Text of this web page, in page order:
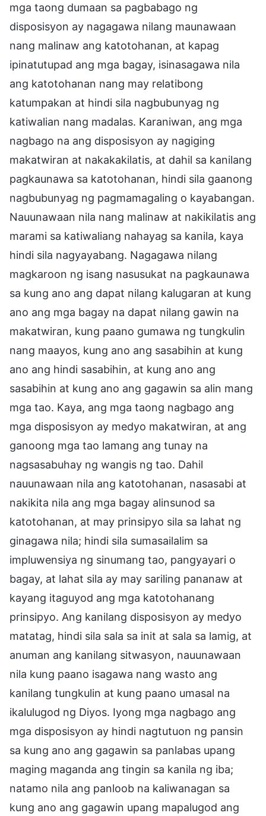
mga taong dumaan sa pagbabago ng
disposisyon ay nagagawa nilang maunawaan
nang malinaw ang katotohanan, at kapag
ipinatutupad ang mga bagay, isinasagawa nila
ang katotohanan nang may relatibong
katumpakan at hindi sila nagbubunyag ng
katiwalian nang madalas. Karaniwan, ang mga
nagbago na ang disposisyon ay nagiging
makatwiran at nakakakilatis, at dahil sa kanilang
pagkaunawa sa katotohanan, hindi sila gaanong
nagbubunyag ng pagmamagaling o kayabangan.
Nauunawaan nila nang malinaw at nakikilatis ang
marami sa katiwaliang nahayag sa kanila, kaya
hindi sila nagyayabang. Nagagawa nilang
magkaroon ng isang nasusukat na pagkaunawa
sa kung ano ang dapat nilang kalugaran at kung
ano ang mga bagay na dapat nilang gawin na
makatwiran, kung paano gumawa ng tungkulin
nang maayos, kung ano ang sasabihin at kung
ano ang hindi sasabihin, at kung ano ang
sasabihin at kung ano ang gagawin sa alin mang
mga tao. Kaya, ang mga taong nagbago ang
mga disposisyon ay medyo makatwiran, at ang
ganoong mga tao lamang ang tunay na
nagsasabuhay ng wangis ng tao. Dahil
nauunawaan nila ang katotohanan, nasasabi at
nakikita nila ang mga bagay alinsunod sa
katotohanan, at may prinsipyo sila sa lahat ng
ginagawa nila; hindi sila sumasailalim sa
impluwensiya ng sinumang tao, pangyayari o
bagay, at lahat sila ay may sariling pananaw at
kayang itaguyod ang mga katotohanang
prinsipyo. Ang kanilang disposisyon ay medyo
matatag, hindi sila sala sa init at sala sa lamig, at
anuman ang kanilang sitwasyon, nauunawaan
nila kung paano isagawa nang wasto ang
kanilang tungkulin at kung paano umasal na
ikalulugod ng Diyos. Iyong mga nagbago ang
mga disposisyon ay hindi nagtutuon ng pansin
sa kung ano ang gagawin sa panlabas upang
maging maganda ang tingin sa kanila ng iba;
natamo nila ang panloob na kaliwanagan sa
kung ano ang gagawin upang mapalugod ang